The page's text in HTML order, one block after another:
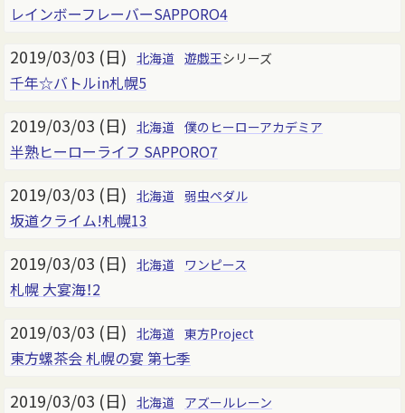
レインボーフレーバーSAPPORO4
2019/03/03 (日) 北海道 遊戯王シリーズ
千年☆バトルin札幌5
2019/03/03 (日) 北海道 僕のヒーローアカデミア
半熟ヒーローライフ SAPPORO7
2019/03/03 (日) 北海道 弱虫ペダル
坂道クライム!札幌13
2019/03/03 (日) 北海道 ワンピース
札幌 大宴海！2
2019/03/03 (日) 北海道 東方Project
東方螺茶会 札幌の宴 第七季
2019/03/03 (日) 北海道 アズールレーン